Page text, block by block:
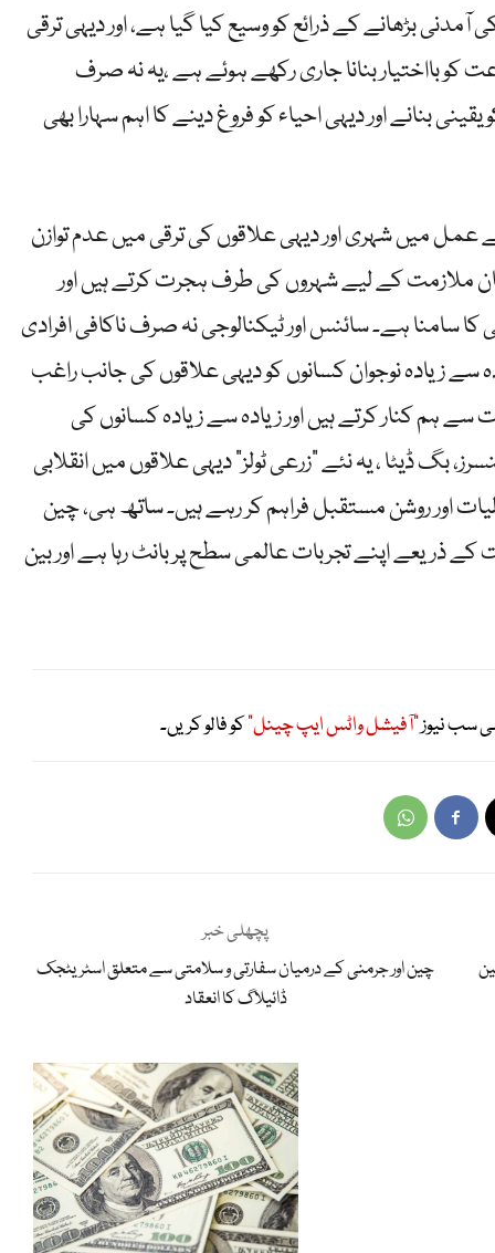
بڑھانے کے ذرائع کو وسیع کیا گیا ہے، اور دیہی ترقی
کو بااختیار بنانا جاری رکھے ہوئے ہے ،یہ نہ صرف
بنانے اور دیہی احیاء کو فروغ دینے کا اہم سہارا بھی
میں شہری اور دیہی علاقوں کی ترقی میں عدم توازن
ملازمت کے لیے شہروں کی طرف ہجرت کرتے ہیں اور
کا سامنا ہے۔ سائنس اور ٹیکنالوجی نہ صرف ناکافی افرادی
زیادہ نوجوان کسانوں کو دیہی علاقوں کی جانب راغب
ہم کنار کرتے ہیں اور زیادہ سے زیادہ کسانوں کی
بگ ڈیٹا ، یہ نئے “زرعی ٹولز” دیہی علاقوں میں انقلابی
اور روشن مستقبل فراہم کر رہے ہیں۔ ساتھ ہی، چین
کے ذریعے اپنے تجربات عالمی سطح پر بانٹ رہا ہے اور بین
سب نیوز"آفیشل واٹس ایپ چینل"کو فالو کریں۔
پچھلی خبر
چین اور جرمنی کے درمیان سفارتی و سلامتی سے متعلق اسٹریٹجک
ڈائیلاگ کا انعقاد